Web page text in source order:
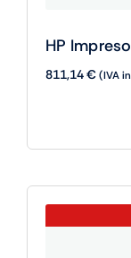
HP
811,14€(IVA